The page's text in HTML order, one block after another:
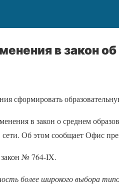
в закон об
сформировать
в закон о среднем
Об этом сообщает Офис
закон № 764-IX.
более широкого выбора